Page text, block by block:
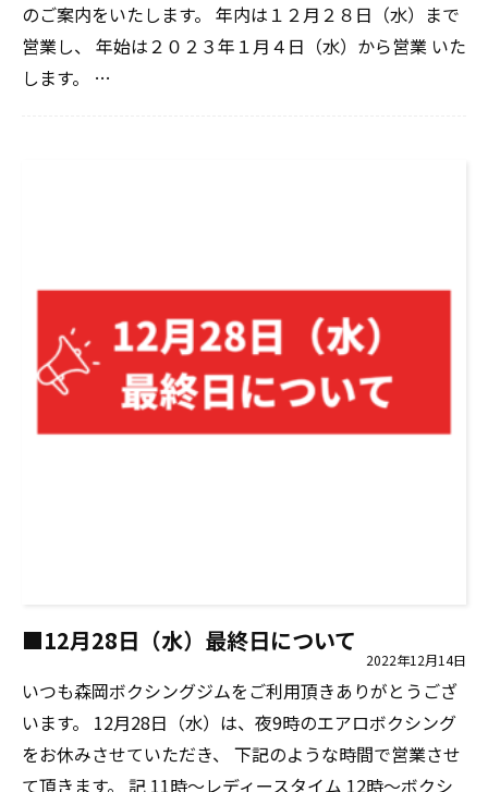
のご案内をいたします。 年内は１２月２８日（水）まで
営業し、 年始は２０２３年１月４日（水）から営業 いた
します。 …
■12月28日（水）最終日について
2022年12月14日
いつも森岡ボクシングジムをご利用頂きありがとうござ
います。 12月28日（水）は、夜9時のエアロボクシング
をお休みさせていただき、 下記のような時間で営業させ
て頂きます。 記 11時～レディースタイム 12時～ボクシ